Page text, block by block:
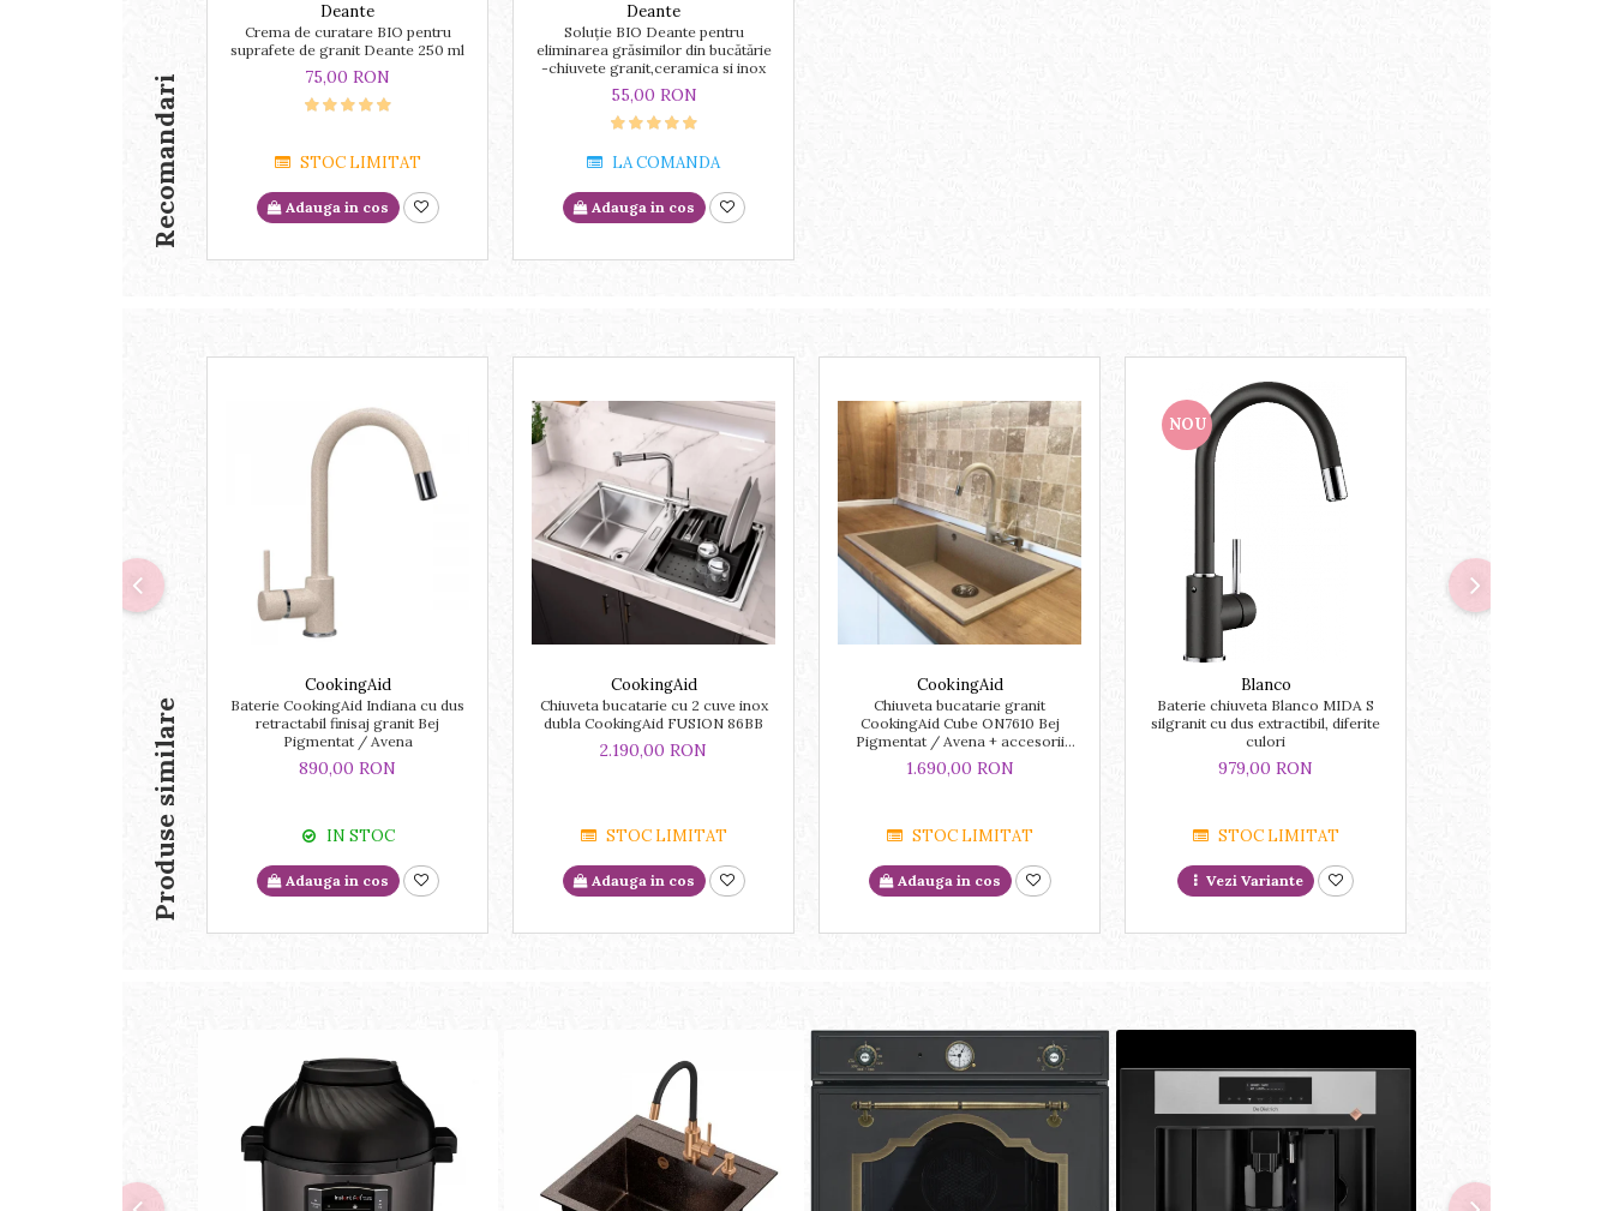
Recomandari
Deante
Crema de curatare BIO pentru
suprafete de granit Deante 250 ml
75,00 RON
STOC LIMITAT
Adauga in cos
Deante
Soluție BIO Deante pentru
eliminarea grăsimilor din bucătărie
-chiuvete granit,ceramica si inox
55,00 RON
LA COMANDA
Adauga in cos
Produse similare
CookingAid
Baterie CookingAid Indiana cu dus
retractabil finisaj granit Bej
Pigmentat / Avena
890,00 RON
IN STOC
Adauga in cos
CookingAid
Chiuveta bucatarie cu 2 cuve inox
dubla CookingAid FUSION 86BB
2.190,00 RON
STOC LIMITAT
Adauga in cos
CookingAid
Chiuveta bucatarie granit
CookingAid Cube ON7610 Bej
Pigmentat / Avena + accesorii
montaj
1.690,00 RON
STOC LIMITAT
Adauga in cos
NOU
Blanco
Baterie chiuveta Blanco MIDA S
silgranit cu dus extractibil, diferite
culori
979,00 RON
STOC LIMITAT
Vezi Variante
NOU